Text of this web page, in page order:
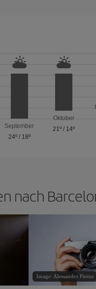
September
24º/ 18º
Oktober
21º / 14º
nach
Image: Alessandro Pintus